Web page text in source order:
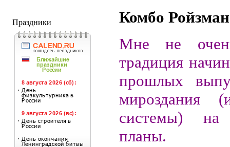
Праздники
Комбо
Мне не
традиция
прошлых
мироздания
системы)
планы.